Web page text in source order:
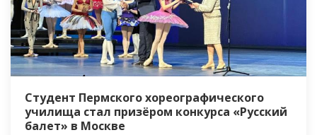
Студент Пермского хореографического
училища стал призёром конкурса «Русский
балет» в Москве